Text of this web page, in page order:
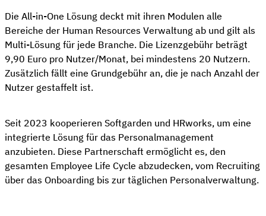
Die All-in-One Lösung deckt mit ihren Modulen alle
Bereiche der Human Resources Verwaltung ab und gilt als
Multi-Lösung für jede Branche. Die Lizenzgebühr beträgt
9,90 Euro pro Nutzer/Monat, bei mindestens 20 Nutzern.
Zusätzlich fällt eine Grundgebühr an, die je nach Anzahl der
Nutzer gestaffelt ist.
Seit 2023 kooperieren Softgarden und HRworks, um eine
integrierte Lösung für das Personalmanagement
anzubieten. Diese Partnerschaft ermöglicht es, den
gesamten Employee Life Cycle abzudecken, vom Recruiting
über das Onboarding bis zur täglichen Personalverwaltung.